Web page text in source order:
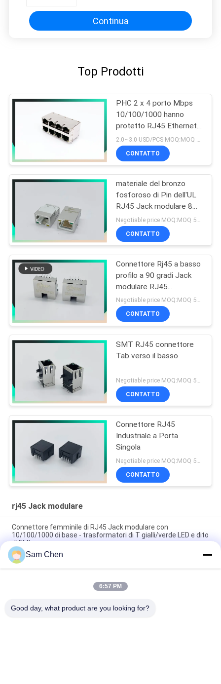
Continua
Top Prodotti
PHC 2 x 4 porto Mbps
10/100/1000 hanno
protetto RJ45 Ethernet
Jack SENZA LED
CONTATTO
materiale del bronzo
fosforoso di Pin dell'UL
RJ45 Jack modulare 8
dello SGS 125vac
CONTATTO
Connettore Rj45 a basso
profilo a 90 gradi Jack
modulare RJ45
schermato
Negotiable price MOQ:MOQ 500- 5kpcs
CONTATTO
SMT RJ45 connettore
Tab verso il basso
Negotiable price MOQ:MOQ 500- 5kpcs
CONTATTO
Connettore RJ45
Industriale a Porta
Singola
Negotiable price MOQ:MOQ 500- 5kpcs
CONTATTO
rj45 Jack modulare
Connettore femminile di RJ45 Jack modulare con
10/100/1000 di base - trasformatori di T gialli/verde LED e dito
di EMI
materia plastica orizzontale del nero di Molex RJ45 Jack
modulare 18.1L di Ethernet 1x1
Basso profilo approvato STP di ROHS 8P8C RJ45 SMT Jack
Sam Chen
6:57 PM
Good day, what product are you looking for?